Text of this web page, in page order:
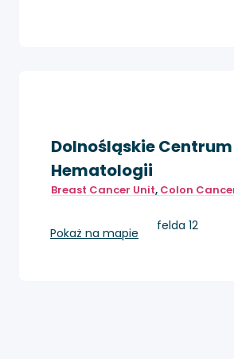
Dolnośląskie
Hematologii
Breast Cancer Unit, Colon
Wrocław, pl. Hirszfelda 12
Pokaż na mapie